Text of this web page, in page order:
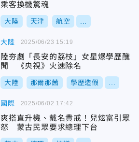
乘客換機驚魂
大陸 天津 航空
大陸
陸夯劇「長安的荔枝」女星爆學歷醜
聞 《央視》火速除名
大陸 那爾那茜 學歷造假
2025/06/23 15:19
國際
爽搭直升機、戴名貴戒！兒炫富引眾
怒 蒙古民眾要求總理下台
2025/06/02 17:42